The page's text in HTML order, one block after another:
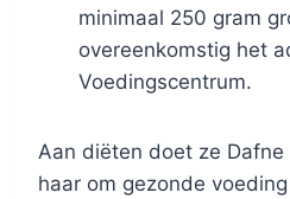
minimaal 250 gram
overeenkomstig het
Voedingscentrum.
Aan diëten doet ze
haar om gezonde